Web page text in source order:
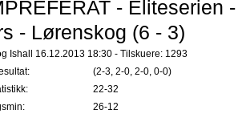
- Eliteserien -
- Lørenskog (6 - 3)
Ishall 16.12.2013 18:30 - Tilskuere: 1293
(2-3, 2-0, 2-0, 0-0)
22-32
26-12